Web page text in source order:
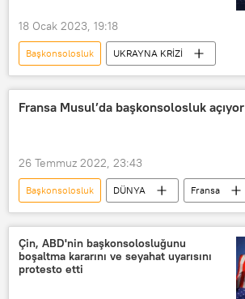
18 Ocak 2023, 19:18
Başkonsolosluk
UKRAYNA KRİZİ
Finlandiya
Rusya Murmansk
Fransa Musul’da başkonsolosluk açıyor
26 Temmuz 2022, 23:43
Başkonsolosluk DÜNYA
Fransa
Irak
Musul
Çin, ABD'nin başkonsolosluğunu
boşaltma kararını ve seyahat uyarısını
protesto etti